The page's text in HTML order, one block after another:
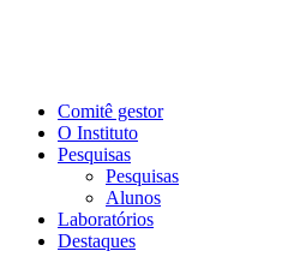
Comitê gestor
O Instituto
Pesquisas
Pesquisas
Alunos
Laboratórios
Destaques